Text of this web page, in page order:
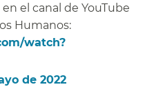
el canal de YouTube
Humanos:
watch?
de 2022​​